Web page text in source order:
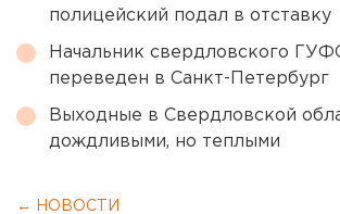
полицейский подал в отставку
Начальник свердловского
переведен в Санкт-Петербург
Выходные в Свердловской
дождливыми, но теплыми
← НОВОСТИ